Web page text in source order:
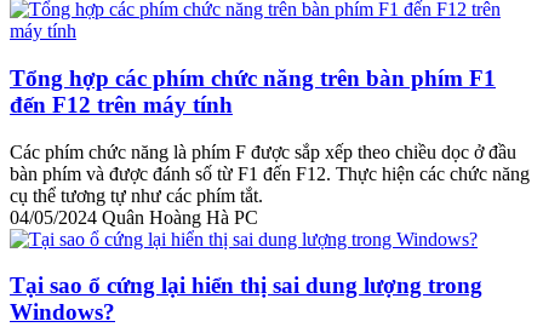
Tổng hợp các phím chức năng trên bàn phím F1
đến F12 trên máy tính
Các phím chức năng là phím F được sắp xếp theo chiều dọc ở đầu
bàn phím và được đánh số từ F1 đến F12. Thực hiện các chức năng
cụ thể tương tự như các phím tắt.
04/05/2024 Quân Hoàng Hà PC
Tại sao ổ cứng lại hiển thị sai dung lượng trong
Windows?